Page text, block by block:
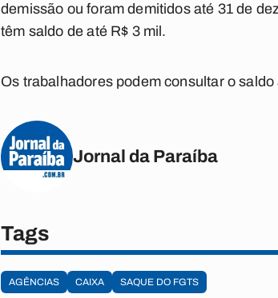
demissão ou foram demitidos até 31 de
têm saldo de até R$ 3 mil.
Os trabalhadores podem consultar o
Jornal da Paraíba
Tags
AGÊNCIAS CAIXA SAQUE DO FGTS